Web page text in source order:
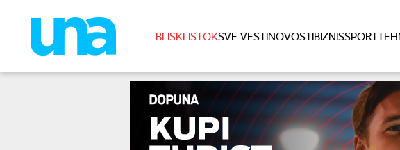
BLISKI ISTOKSVE VESTINOVOSTIBIZNISSPORT